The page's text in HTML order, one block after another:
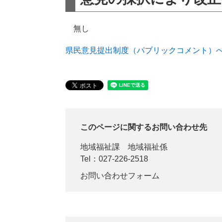
無し
県民意見提出制度（パブリックコメント）
このページに関するお問い合わせ先
地域福祉課
地域福祉係
Tel：027-226-2518
お問い合わせフォーム